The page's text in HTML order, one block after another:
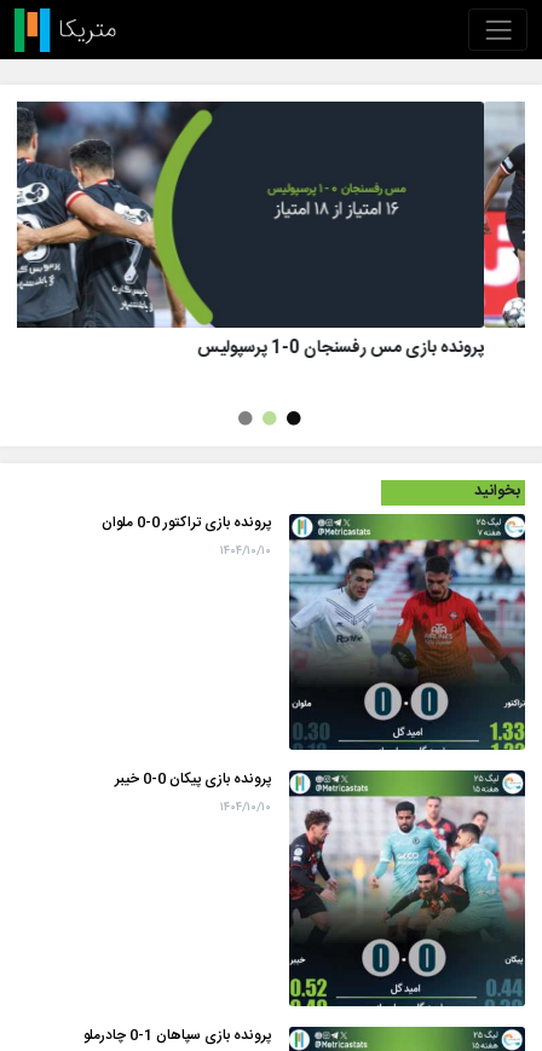
پرونده بازی تراکتور 1 (8)-(7) 1 پرسپولیس
بخوانید
پرونده بازی تراکتور 0-0 ملوان
۱۴۰۴/۱۰/۱۰
پرونده بازی پیکان 0-0 خیبر
۱۴۰۴/۱۰/۱۰
پرونده بازی سپاهان 1-0 چادرملو